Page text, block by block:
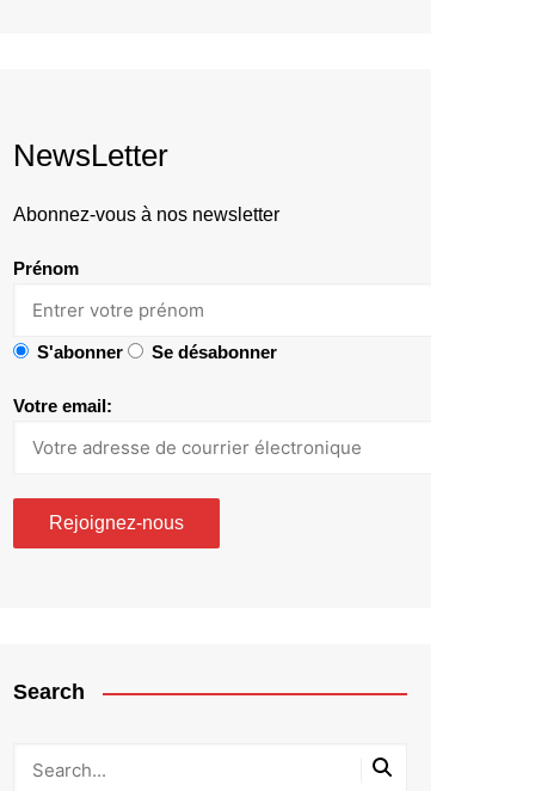
NewsLetter
Abonnez-vous à nos newsletter
Prénom
S'abonner Se désabonner
Votre email:
Search